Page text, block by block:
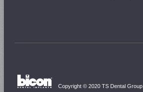
Copyright © 2020 TS Dental Group